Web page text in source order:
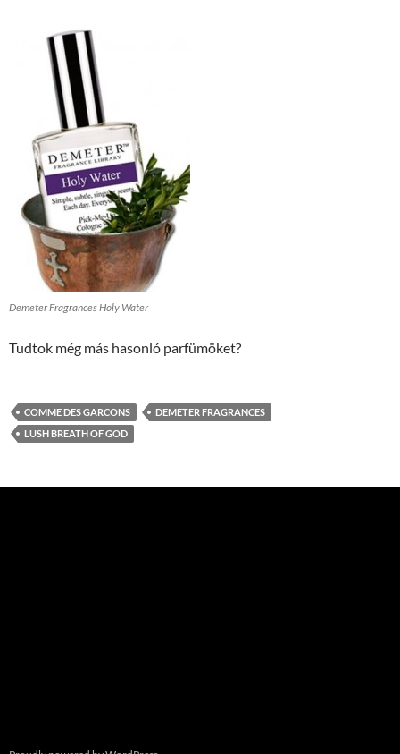
Demeter Fragrances Holy Water
Tudtok még más hasonló parfümöket?
COMME DES GARCONS
DEMETER FRAGRANCES
LUSH BREATH OF GOD